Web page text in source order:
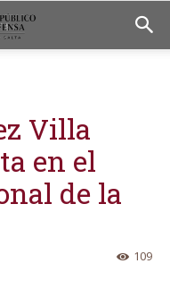
Villa
en el
de la
109